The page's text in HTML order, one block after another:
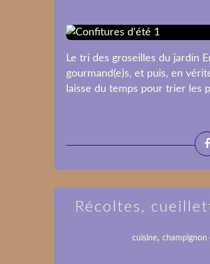
Le tri des groseilles du jardin
gourmand(e)s, et puis, en
laisse du temps pour trier les
Récoltes,
cuisine, champignon